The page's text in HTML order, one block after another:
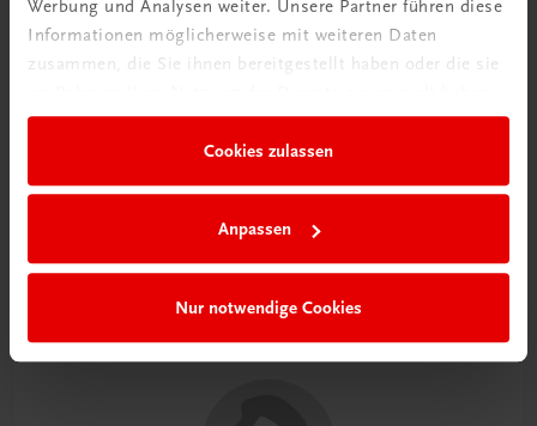
Werbung und Analysen weiter. Unsere Partner führen diese
Informationen möglicherweise mit weiteren Daten
zusammen, die Sie ihnen bereitgestellt haben oder die sie
Cookies zulassen
Anpassen
Nur notwendige Cookies